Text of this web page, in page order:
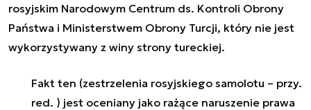
rosyjskim Narodowym Centrum ds. Kontroli Obrony
Państwa i Ministerstwem Obrony Turcji, który nie jest
wykorzystywany z winy strony tureckiej.
Fakt ten (zestrzelenia rosyjskiego samolotu – przy.
red. ) jest oceniany jako rażące naruszenie prawa